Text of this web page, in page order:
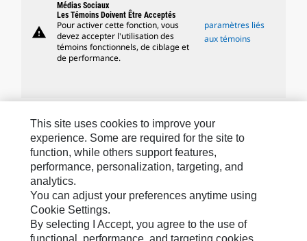
warning
Médias Sociaux
Les Témoins Doivent Être Acceptés
Pour activer cette fonction, vous
devez accepter l'utilisation des
témoins fonctionnels, de ciblage et
de performance.
paramètres liés
aux témoins
Marques Caterpillar
Caterpillar.com
Contacter Caterpillar
Mes Préférences Marketing
This site uses cookies to improve your
experience. Some are required for the site to
function, while others support features,
performance, personalization, targeting, and
analytics.
You can adjust your preferences anytime using
Cookie Settings.
By selecting I Accept, you agree to the use of
functional, performance, and targeting cookies.